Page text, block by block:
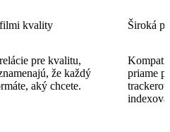
kvality
pre kvalitu,
že každý
aký chcete.
Široká
priame